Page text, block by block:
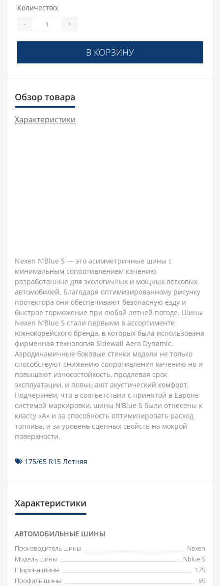
Количество:
- +
В КОРЗИНУ
Обзор товара
Характеристики
Nexen N’Blue S — это асимметричные шины с
минимальным сопротивлением качению,
разработанные для экологичных и мощных легковых
автомобилей. Благодаря оптимизированному рисунку
протектора они обеспечивают безопасную езду и
быстрое торможение при любой летней погоде. Шины
Nexen N’Blue S стали первыми в ассортименте
южнокорейского бренда, в которых была использована
фирменная технология Sidewall Aero Dynamic.
Аэродинамичные боковые стенки модели не только
способствуют снижению сопротивления качению но и
повышают износостойкость, продлевая срок
эксплуатации, и повышают акустический комфорт.
Подчеркнём, что в соответствии с принятой в Европе
системой маркировки, шины N’Blue S были отнесены к
классу «А» и за способность оптимизировать расход
топлива, и за уровень сцепных свойств на мокрой
поверхности.
175/65 R15 Летняя
Характеристики
АВТОМОБИЛЬНЫЕ ШИНЫ
Производитель шины
Nexen
Модель шины
Nblue S
Ширина шины
175
Профиль шины
65